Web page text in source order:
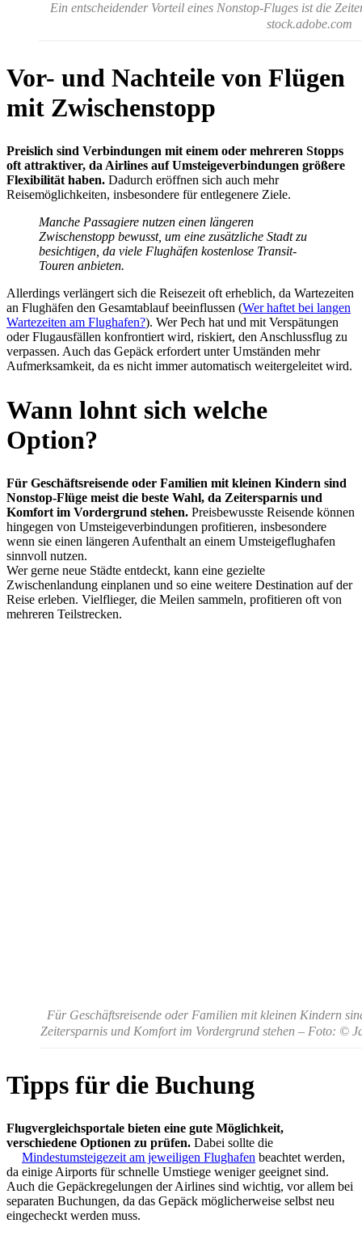
Ein entscheidender Vorteil eines Nonstop-Fluges ist die
stock.adobe.com
Vor- und Nachteile von Flügen
mit Zwischenstopp
Preislich sind Verbindungen mit einem oder mehreren Stopps
oft attraktiver, da Airlines auf Umsteigeverbindungen größere
Flexibilität haben. Dadurch eröffnen sich auch mehr
Reisemöglichkeiten, insbesondere für entlegenere Ziele.
Manche Passagiere nutzen einen längeren
Zwischenstopp bewusst, um eine zusätzliche Stadt zu
besichtigen, da viele Flughäfen kostenlose Transit-
Touren anbieten.
Allerdings verlängert sich die Reisezeit oft erheblich, da Wartezeiten
an Flughäfen den Gesamtablauf beeinflussen (Wer haftet bei langen
Wartezeiten am Flughafen?). Wer Pech hat und mit Verspätungen
oder Flugausfällen konfrontiert wird, riskiert, den Anschlussflug zu
verpassen. Auch das Gepäck erfordert unter Umständen mehr
Aufmerksamkeit, da es nicht immer automatisch weitergeleitet wird.
Wann lohnt sich welche
Option?
Für Geschäftsreisende oder Familien mit kleinen Kindern sind
Nonstop-Flüge meist die beste Wahl, da Zeitersparnis und
Komfort im Vordergrund stehen. Preisbewusste Reisende können
hingegen von Umsteigeverbindungen profitieren, insbesondere
wenn sie einen längeren Aufenthalt an einem Umsteigeflughafen
sinnvoll nutzen.
Wer gerne neue Städte entdeckt, kann eine gezielte
Zwischenlandung einplanen und so eine weitere Destination auf der
Reise erleben. Vielflieger, die Meilen sammeln, profitieren oft von
mehreren Teilstrecken.
Für Geschäftsreisende oder Familien mit kleinen Kindern
Zeitersparnis und Komfort im Vordergrund stehen – Foto: ©
Tipps für die Buchung
Flugvergleichsportale bieten eine gute Möglichkeit,
verschiedene Optionen zu prüfen. Dabei sollte die
Mindestumsteigezeit am jeweiligen Flughafen beachtet werden,
da einige Airports für schnelle Umstiege weniger geeignet sind.
Auch die Gepäckregelungen der Airlines sind wichtig, vor allem bei
separaten Buchungen, da das Gepäck möglicherweise selbst neu
eingecheckt werden muss.